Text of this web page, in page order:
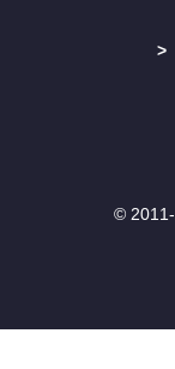
© 2011-